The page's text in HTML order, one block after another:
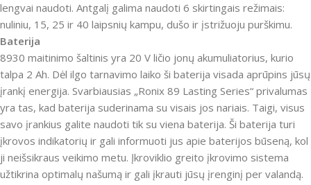
lengvai naudoti. Antgalį galima naudoti 6 skirtingais režimais:
nuliniu, 15, 25 ir 40 laipsnių kampu, dušo ir įstrižuoju purškimu.
Baterija
8930 maitinimo šaltinis yra 20 V ličio jonų akumuliatorius, kurio
talpa 2 Ah. Dėl ilgo tarnavimo laiko ši baterija visada aprūpins jūsų
įrankį energija. Svarbiausias „Ronix 89 Lasting Series“ privalumas
yra tas, kad baterija suderinama su visais jos nariais. Taigi, visus
savo įrankius galite naudoti tik su viena baterija. Ši baterija turi
įkrovos indikatorių ir gali informuoti jus apie baterijos būseną, kol
ji neišsikraus veikimo metu. Įkroviklio greito įkrovimo sistema
užtikrina optimalų našumą ir gali įkrauti jūsų įrenginį per valandą.